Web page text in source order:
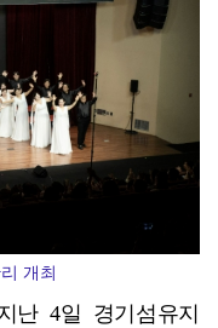
개최
난 4일 경기섬유지